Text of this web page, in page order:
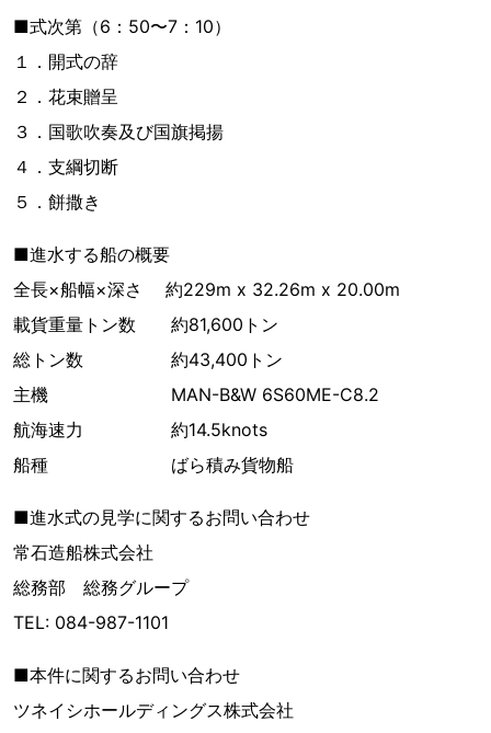
■式次第（6：50〜7：10）
１．開式の辞
２．花束贈呈
３．国歌吹奏及び国旗掲揚
４．支綱切断
５．餅撒き
■進水する船の概要
全長×船幅×深さ 約229m x 32.26m x 20.00m
載貨重量トン数 約81,600トン
総トン数 約43,400トン
主機 MAN-B&W 6S60ME-C8.2
航海速力 約14.5knots
船種 ばら積み貨物船
■進水式の見学に関するお問い合わせ
常石造船株式会社
総務部 総務グループ
TEL: 084-987-1101
■本件に関するお問い合わせ
ツネイシホールディングス株式会社